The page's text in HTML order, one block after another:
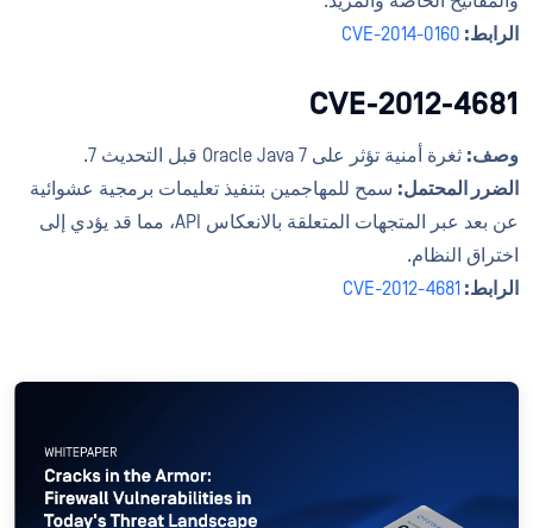
الرابط: CVE-2014-0160
CVE-2012-4681
وصف: ثغرة أمنية تؤثر على Oracle Java 7 قبل التحديث 7.
الضرر المحتمل: سمح للمهاجمين بتنفيذ تعليمات برمجية عشوائية
عن بعد عبر المتجهات المتعلقة بالانعكاس API، مما قد يؤدي إلى
اختراق النظام.
الرابط: CVE-2012-4681